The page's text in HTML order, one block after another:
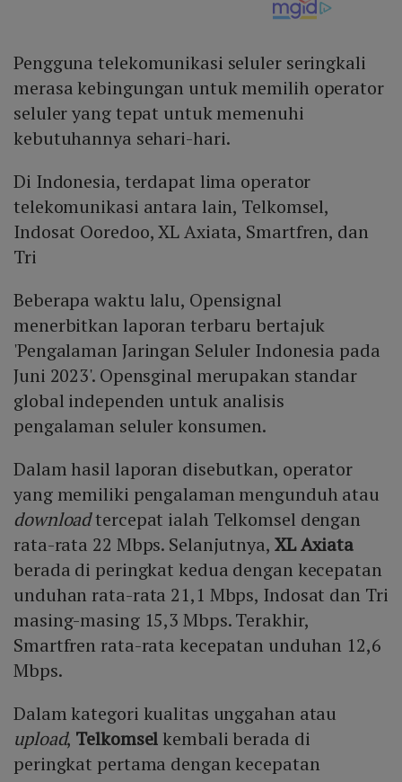
Pengguna telekomunikasi seluler seringkali
merasa kebingungan untuk memilih operator
seluler yang tepat untuk memenuhi
kebutuhannya sehari-hari.
Di Indonesia, terdapat lima operator
telekomunikasi antara lain, Telkomsel,
Indosat Ooredoo, XL Axiata, Smartfren, dan
Tri
Beberapa waktu lalu, Opensignal
menerbitkan laporan terbaru bertajuk
'Pengalaman Jaringan Seluler Indonesia pada
Juni 2023'. Opensginal merupakan standar
global independen untuk analisis
pengalaman seluler konsumen.
Dalam hasil laporan disebutkan, operator
yang memiliki pengalaman mengunduh atau
downloadtercepat ialah Telkomsel dengan
rata-rata 22 Mbps. Selanjutnya, XL Axiata
berada di peringkat kedua dengan kecepatan
unduhan rata-rata 21,1 Mbps, Indosat dan Tri
masing-masing 15,3 Mbps. Terakhir,
Smartfren rata-rata kecepatan unduhan 12,6
Mbps.
Dalam kategori kualitas unggahan atau
upload, Telkomselkembali berada di
peringkat pertama dengan kecepatan